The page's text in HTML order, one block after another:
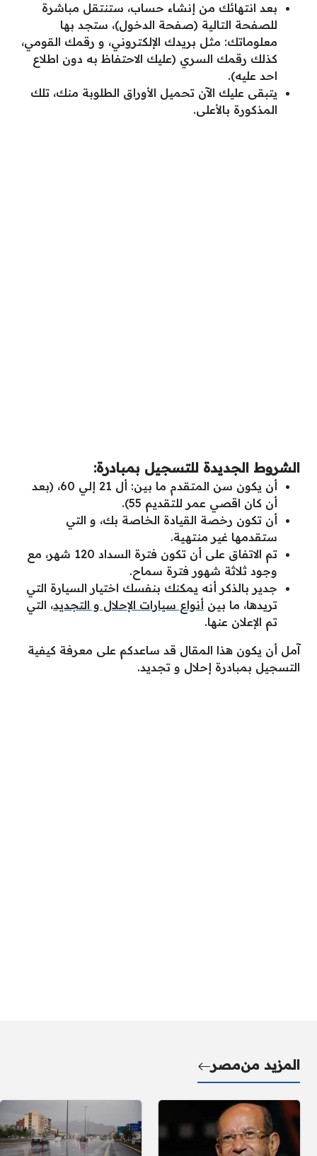
بعد انتهائك من إنشاء حساب، ستنتقل مباشرة
للصفحة التالية (صفحة الدخول)، ستجد بها
معلوماتك: مثل بريدك الإلكتروني، و رقمك القومي،
كذلك رقمك السري (عليك الاحتفاظ به دون اطلاع
احد عليه).
يتبقى عليك الآن تحميل الأوراق الطلوبة منك، تلك
المذكورة بالأعلى.
الشروط الجديدة للتسجيل بمبادرة:
أن يكون سن المتقدم ما بين: أل 21 إلي 60 ، (بعد
أن كان اقصي عمر للتقديم 55).
أن تكون رخصة القيادة الخاصة بك، و التي
ستقدمها غير منتهية.
تم الاتفاق على أن تكون فترة السداد 120 شهر
، مع
وجود ثلاثة شهور فترة سماح.
جدير بالذكر أنه يمكنك بنفسك اختيار السيارة التي
تريدها، ما بين أنواع سيارات الإحلال و التجديد، التي
تم الإعلان عنها.
آمل أن يكون هذا المقال قد ساعدكم على معرفة كيفية
التسجيل بمبادرة إحلال و تجديد.
المزيد منمصر